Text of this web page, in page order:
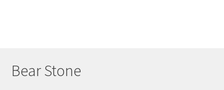
Bear Stone